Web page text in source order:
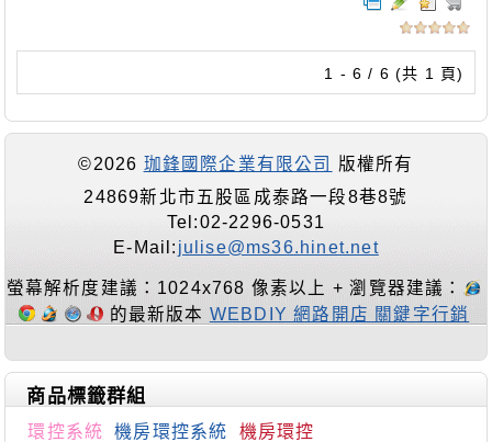
1 - 6 / 6 (共 1 頁)
©2026 珈鋒國際企業有限公司
版權所有
24869新北市五股區成泰路一段8巷8號
Tel:02-2296-0531
E-Mail: julise@ms36.hinet.net
螢幕解析度建議：1024x768 像素以上 + 瀏覽器建議：
的最新版本 WEBDIY 網路開店 關鍵字行銷
商品標籤群組
環控系統 機房環控系統
機房環控